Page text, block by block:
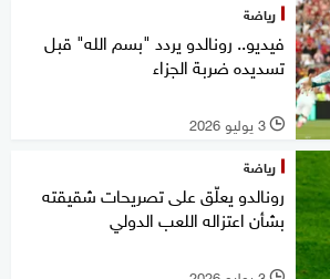
رياضة
فيديو.. رونالدو يردد "بسم الله" قبل
تسديده ضربة الجزاء
l 3 يوليو 2026
رياضة
رونالدو يعلّق على تصريحات شقيقته
بشأن اعتزاله اللعب الدولي